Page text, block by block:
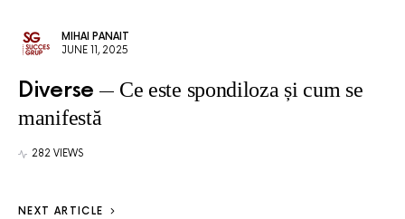
MIHAI PANAIT
JUNE 11, 2025
Diverse
Ce este spondiloza și cum se
manifestă
282 VIEWS
NEXT ARTICLE